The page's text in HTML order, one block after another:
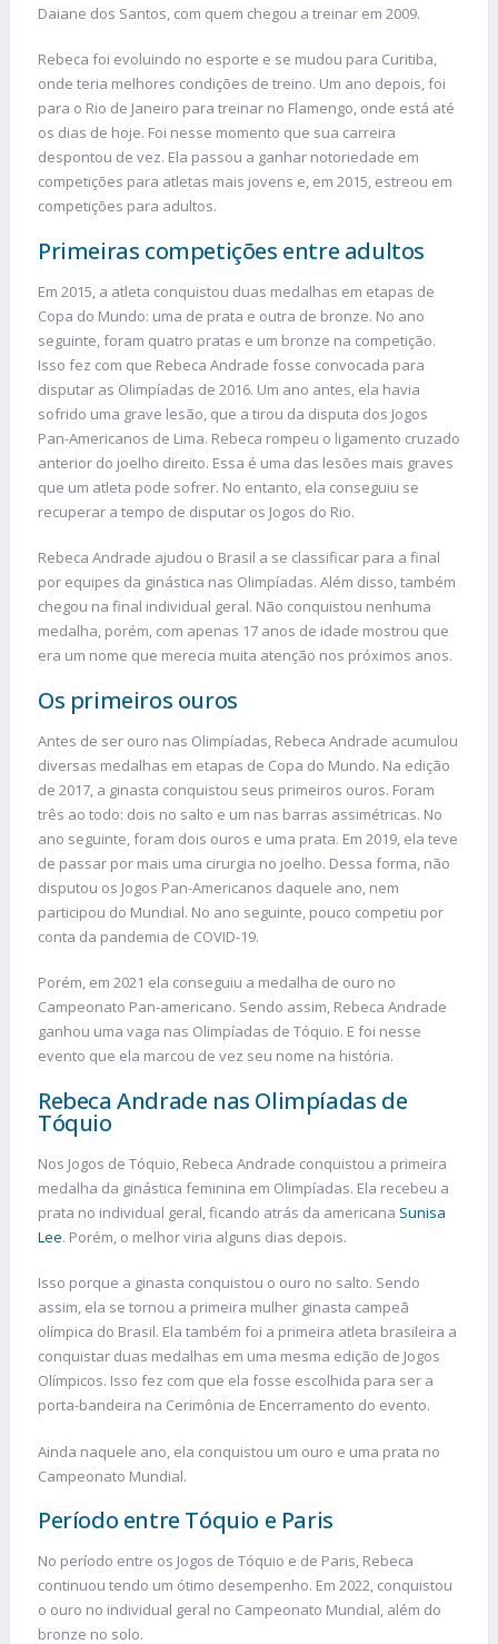
Daiane dos Santos, com quem chegou a treinar em 2009.
Rebeca foi evoluindo no esporte e se mudou para Curitiba,
onde teria melhores condições de treino. Um ano depois, foi
para o Rio de Janeiro para treinar no Flamengo, onde está até
os dias de hoje. Foi nesse momento que sua carreira
despontou de vez. Ela passou a ganhar notoriedade em
competições para atletas mais jovens e, em 2015, estreou em
competições para adultos.
Primeiras competições entre adultos
Em 2015, a atleta conquistou duas medalhas em etapas de
Copa do Mundo: uma de prata e outra de bronze. No ano
seguinte, foram quatro pratas e um bronze na competição.
Isso fez com que Rebeca Andrade fosse convocada para
disputar as Olimpíadas de 2016. Um ano antes, ela havia
sofrido uma grave lesão, que a tirou da disputa dos Jogos
Pan-Americanos de Lima. Rebeca rompeu o ligamento cruzado
anterior do joelho direito. Essa é uma das lesões mais graves
que um atleta pode sofrer. No entanto, ela conseguiu se
recuperar a tempo de disputar os Jogos do Rio.
Rebeca Andrade ajudou o Brasil a se classificar para a final
por equipes da ginástica nas Olimpíadas. Além disso, também
chegou na final individual geral. Não conquistou nenhuma
medalha, porém, com apenas 17 anos de idade mostrou que
era um nome que merecia muita atenção nos próximos anos.
Os primeiros ouros
Antes de ser ouro nas Olimpíadas, Rebeca Andrade acumulou
diversas medalhas em etapas de Copa do Mundo. Na edição
de 2017, a ginasta conquistou seus primeiros ouros. Foram
três ao todo: dois no salto e um nas barras assimétricas. No
ano seguinte, foram dois ouros e uma prata. Em 2019, ela teve
de passar por mais uma cirurgia no joelho. Dessa forma, não
disputou os Jogos Pan-Americanos daquele ano, nem
participou do Mundial. No ano seguinte, pouco competiu por
conta da pandemia de COVID-19.
Porém, em 2021 ela conseguiu a medalha de ouro no
Campeonato Pan-americano. Sendo assim, Rebeca Andrade
ganhou uma vaga nas Olimpíadas de Tóquio. E foi nesse
evento que ela marcou de vez seu nome na história.
Rebeca Andrade nas Olimpíadas de
Tóquio
Nos Jogos de Tóquio, Rebeca Andrade conquistou a primeira
medalha da ginástica feminina em Olimpíadas. Ela recebeu a
prata no individual geral, ficando atrás da americana Sunisa
Lee. Porém, o melhor viria alguns dias depois.
Isso porque a ginasta conquistou o ouro no salto. Sendo
assim, ela se tornou a primeira mulher ginasta campeã
olímpica do Brasil. Ela também foi a primeira atleta brasileira a
conquistar duas medalhas em uma mesma edição de Jogos
Olímpicos. Isso fez com que ela fosse escolhida para ser a
porta-bandeira na Cerimônia de Encerramento do evento.
Ainda naquele ano, ela conquistou um ouro e uma prata no
Campeonato Mundial.
Período entre Tóquio e Paris
No período entre os Jogos de Tóquio e de Paris, Rebeca
continuou tendo um ótimo desempenho. Em 2022, conquistou
o ouro no individual geral no Campeonato Mundial, além do
bronze no solo.